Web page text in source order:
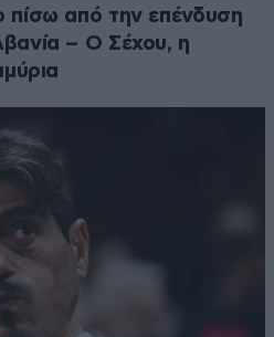
πίσω από την επένδυση
– Ο Σέχου, η